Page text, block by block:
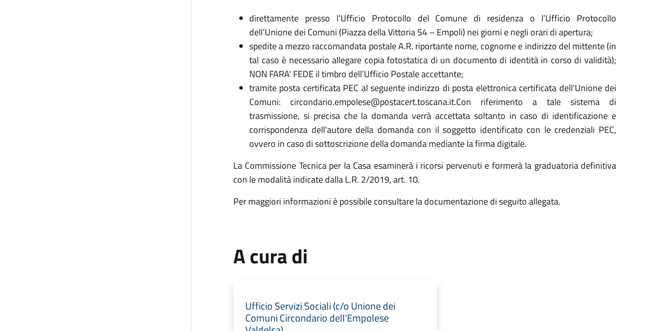
direttamente presso l’Ufficio Protocollo del Comune di residenza o l’Ufficio Protocollo
dell’Unione dei Comuni (Piazza della Vittoria 54 – Empoli) nei giorni e negli orari di apertura;
spedite a mezzo raccomandata postale A.R. riportante nome, cognome e indirizzo del mittente (in
tal caso è necessario allegare copia fotostatica di un documento di identità in corso di validità);
NON FARA' FEDE il timbro dell’Ufficio Postale accettante;
tramite posta certificata PEC al seguente indirizzo di posta elettronica certificata dell'Unione dei
Comuni: circondario.empolese@postacert.toscana.it.Con riferimento a tale sistema di
trasmissione, si precisa che la domanda verrà accettata soltanto in caso di identificazione e
corrispondenza dell'autore della domanda con il soggetto identificato con le credenziali PEC,
ovvero in caso di sottoscrizione della domanda mediante la firma digitale.
La Commissione Tecnica per la Casa esaminerà i ricorsi pervenuti e formerà la graduatoria definitiva
con le modalità indicate dalla L.R. 2/2019, art. 10.
Per maggiori informazioni è possibile consultare la documentazione di seguito allegata.
A cura di
Ufficio Servizi Sociali (c/o Unione dei
Comuni Circondario dell'Empolese